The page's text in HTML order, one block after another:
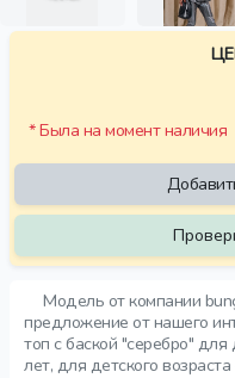
Модель от компании
предложение от нашего
топ с баской "серебро"
лет, для детского
* Была на момент наличия